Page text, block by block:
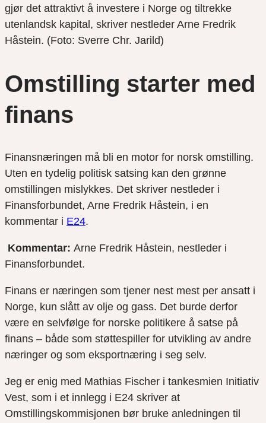
gjør det attraktivt å investere i Norge og tiltrekke
utenlandsk kapital, skriver nestleder Arne Fredrik
Håstein. (Foto: Sverre Chr. Jarild)
Omstilling starter med
finans
Finansnæringen må bli en motor for norsk omstilling.
Uten en tydelig politisk satsing kan den grønne
omstillingen mislykkes. Det skriver nestleder i
Finansforbundet, Arne Fredrik Håstein, i en
kommentar i E24.
Kommentar: Arne Fredrik Håstein, nestleder i
Finansforbundet.
Finans er næringen som tjener nest mest per ansatt i
Norge, kun slått av olje og gass. Det burde derfor
være en selvfølge for norske politikere å satse på
finans – både som støttespiller for utvikling av andre
næringer og som eksportnæring i seg selv.
Jeg er enig med Mathias Fischer i tankesmien Initiativ
Vest, som i et innlegg i E24 skriver at
Omstillingskommisjonen bør bruke anledningen til